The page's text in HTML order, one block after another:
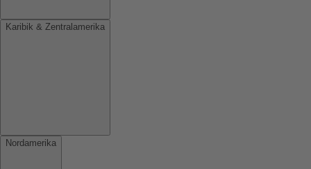
Karibik & Zentralamerika
Nordamerika